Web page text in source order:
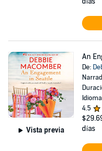
Vista previa
An
De:
4.5
días